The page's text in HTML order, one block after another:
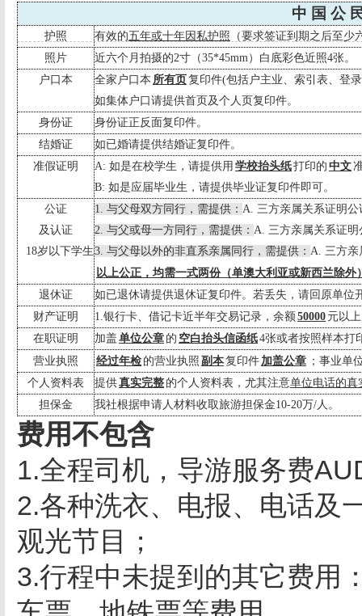
中 国 公
护照 有效的五年或十年因私护照 （要求签证到期之后至
照片
近六个月拍摄的2寸（35*45mm）白底彩色近照4张。
户口本
全家户口本 所有页复印件(包括户主业、索引表、登
如集体户口请提供首页及个人页复印件。
身份证
身份证正反面复印件。
结婚证
如已婚请提供结婚证复印件。
准假证明
A: 如是在校学生，请提供用 学校抬头纸打印的 中文
B: 如是应届毕业生，请提供毕业证复印件即可。
公证
及认证
18岁以下学生
1. 与父母双方同行，需提供： A. 三方亲属关系证明
2. 与父或母一方同行，需提供： A. 三方亲属关系证
3. 与父母以外的非直系亲属同行，需提供： A. 三方亲
以上公正，均需一式两份（单澳大利亚或新西兰除
退休证
如已退休请提供退休证复印件。若丢失，请回原单位
财产证明
1.银行卡、借记卡近半年交易记录，余额 50000 元以
在职证明
加盖 单位公章 的 空白抬头信函纸4张或者按照样本打
营业执照
经过年检 的营业执照 副本复印件 加盖公章 ；事业单
个人资料表
提供真实完整 的个人资料表，尤其注意单位电话的真
担保金
我社根据申请人材料收取旅游担保金10-20万/人。
费用不包含
1.全程司机，导游服务费
2.各种洗衣、电报、电话及
观光节目；
3.行程中未提到的其它费用